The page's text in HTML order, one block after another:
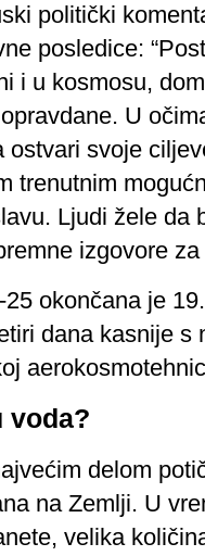
politički
posledice:
i u kosmosu,
U
ostvari svoje
trenutnim
Ljudi žele da
izgovore
okončana je
dana kasnije
voda?
delom
na Zemlji. U
velika